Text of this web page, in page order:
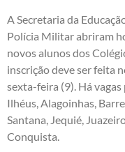
A Secretaria da
Polícia Militar abriram
novos alunos dos
inscrição deve ser feita
sexta-feira (9). Há vagas
Ilhéus, Alagoinhas,
Santana, Jequié,
Conquista.